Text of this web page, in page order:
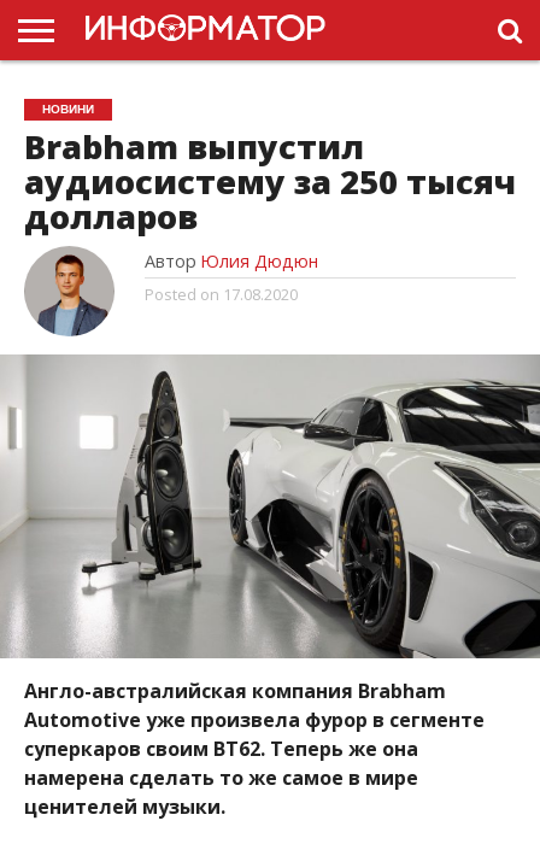
ГОЛОВНА
НОВИНИ
ПДР
УКРАЇНИ
РЕКЛАМА
ПРОЕКТЫ
НОВИНИ
Brabham выпустил
аудиосистему за 250 тысяч
долларов
Автор Юлия Дюдюн
Posted on 17.08.2020
Англо-австралийская компания Brabham
Automotive уже произвела фурор в сегменте
суперкаров своим BT62. Теперь же она
намерена сделать то же самое в мире
ценителей музыки.